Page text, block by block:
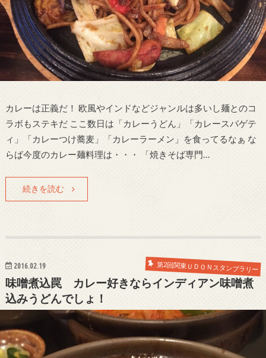
カレーは正義だ！ 欧風やインドなどジャンルは多いし麺とのコ
ラボもステキだ ここ数日は「カレーうどん」「カレースパゲテ
ィ」「カレーつけ蕎麦」「カレーラーメン」を食ってるなぁ な
らば今度のカレー麺料理は・・・ 「焼きそば専門…
続きを読む
2016.02.19 第2回関東ＵＤＯＮスタンプラリー
味噌煮込罠 カレー好きならインディアン味噌煮
込みうどんでしょ！